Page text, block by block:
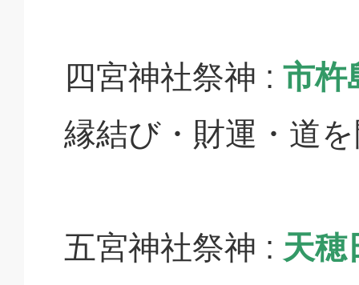
四宮神社祭神 : 市杵
縁結び・財運・道
五宮神社祭神 : 天穂